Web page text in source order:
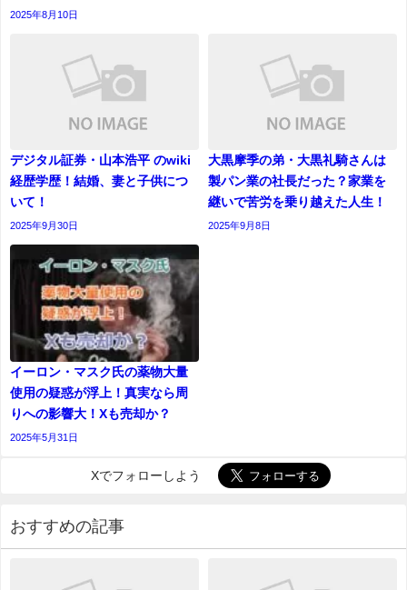
2025年8月10日
デジタル証券・山本浩平 のwiki
経歴学歴！結婚、妻と子供につ
いて！
2025年9月30日
大黒摩季の弟・大黒礼騎さんは
製パン業の社長だった？家業を
継いで苦労を乗り越えた人生！
2025年9月8日
イーロン・マスク氏の薬物大量
使用の疑惑が浮上！真実なら周
りへの影響大！Xも売却か？
2025年5月31日
Xでフォローしよう
おすすめの記事